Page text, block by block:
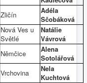
Zličín
Adéla
Sčobáková
Nová Ves u
Světlé
Natálie
Vávrová
Němčice
Alena
Sotolářová
Vrchovina
Nela
Kuchtová